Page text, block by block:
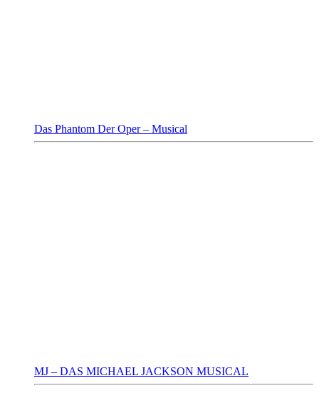
Das Phantom Der Oper – Musical
MJ – DAS MICHAEL JACKSON MUSICAL